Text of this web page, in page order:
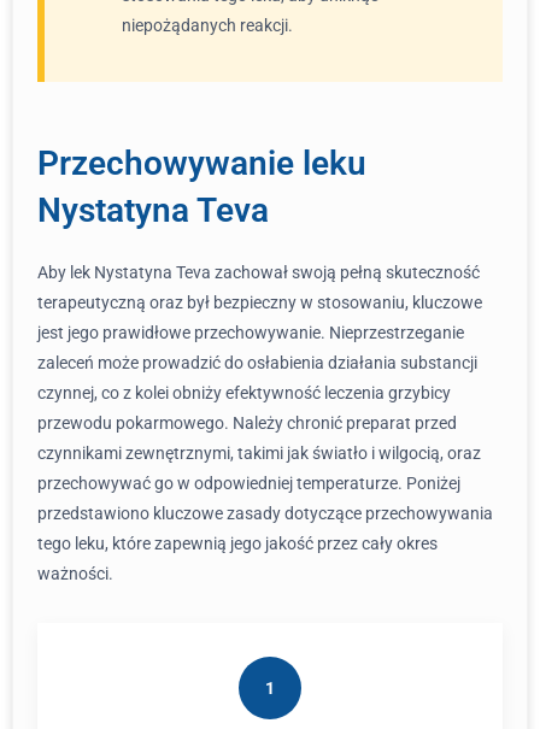
niepożądanych reakcji.
Przechowywanie leku
Nystatyna Teva
Aby lek Nystatyna Teva zachował swoją pełną skuteczność
terapeutyczną oraz był bezpieczny w stosowaniu, kluczowe
jest jego prawidłowe przechowywanie. Nieprzestrzeganie
zaleceń może prowadzić do osłabienia działania substancji
czynnej, co z kolei obniży efektywność leczenia grzybicy
przewodu pokarmowego. Należy chronić preparat przed
czynnikami zewnętrznymi, takimi jak światło i wilgocią, oraz
przechowywać go w odpowiedniej temperaturze. Poniżej
przedstawiono kluczowe zasady dotyczące przechowywania
tego leku, które zapewnią jego jakość przez cały okres
ważności.
1